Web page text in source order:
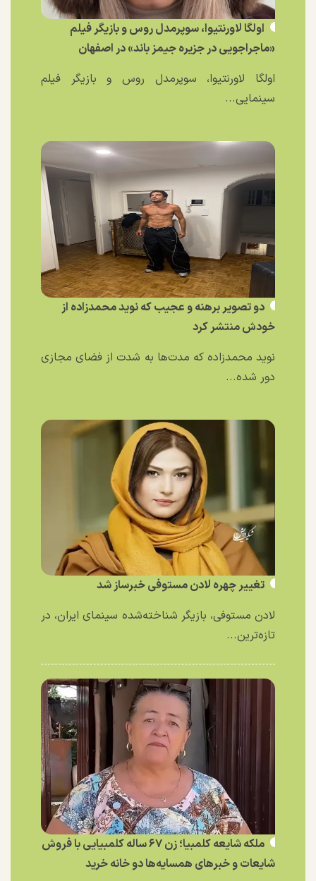
اولگا لاورنتیوا، سوپرمدل روس و بازیگر فیلم
«ماجراجویی در جزیره جیمز باند» در اصفهان
اولگا لاورنتیوا، سوپرمدل روس و بازیگر فیلم
سینمایی...
دو تصویر برهنه و عجیب که نوید محمدزاده از
خودش منتشر کرد
نوید محمدزاده که مدت‌ها به شدت از فضای مجازی
دور شده...
تغییر چهره لادن مستوفی خبرساز شد
لادن مستوفی، بازیگر شناخته‌شده سینمای ایران، در
تازه‌ترین...
ملکه شایعه کلمبیا؛ زن ۶۷ ساله کلمبیایی با فروش
شایعات و خبر‌های همسایه‌ها دو خانه خرید